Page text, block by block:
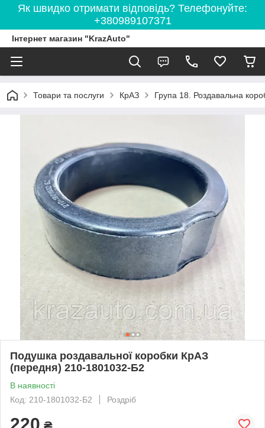
Як швидко отримати відповідь? Телефонуйте:
+380989107371
Інтернет магазин "KrazAuto"
Товари та послуги КрАЗ Група 18. Роздавальна
Подушка роздавальної коробки КрАЗ
(передня) 210-1801032-Б2
В наявності
Код: 210-1801032-Б2
Роздріб
220